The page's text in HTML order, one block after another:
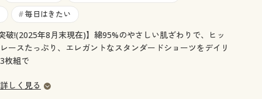
# 毎日はきたい
破!(2025年8月末現在)】綿95%のやさしい肌ざわりで、ヒッ
ースたっぷり、エレガントなスタンダードショーツをデイリ
枚組で
しく見る